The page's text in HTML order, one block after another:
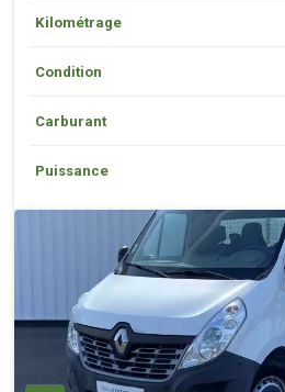
Kilométrage
Condition
Carburant
Puissance